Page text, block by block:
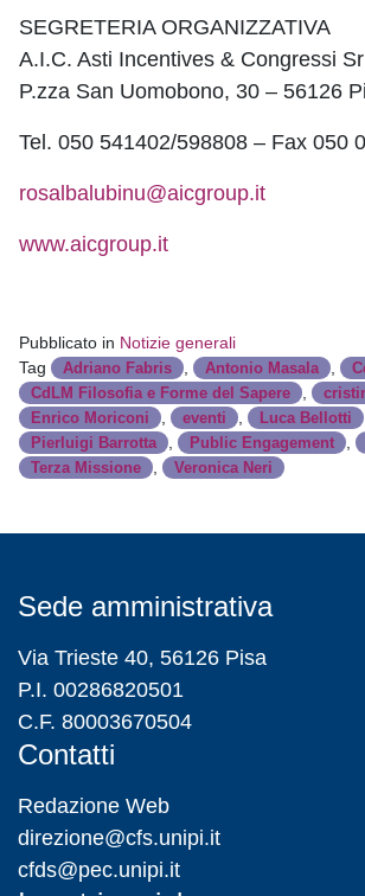
SEGRETERIA ORGANIZZATIVA
A.I.C. Asti Incentives & Congressi Srl
P.zza San Uomobono, 30 – 56126
Tel. 050 541402/598808 – Fax 050
rosalbalubinu@aicgroup.it
www.aicgroup.it
Pubblicato in Notizie generali
Tag
Adriano Fabris , Antonio Masala ,
CdLM Filosofia e Forme del Sapere ,
Enrico Moriconi , eventi , Luca Bellotti
Pierluigi Barrotta , Public Engagement ,
Terza Missione , Veronica Neri
Sede amministrativa
Via Trieste 40, 56126 Pisa
P.I. 00286820501
C.F. 80003670504
Contatti
Redazione Web
direzione@cfs.unipi.it
cfds@pec.unipi.it